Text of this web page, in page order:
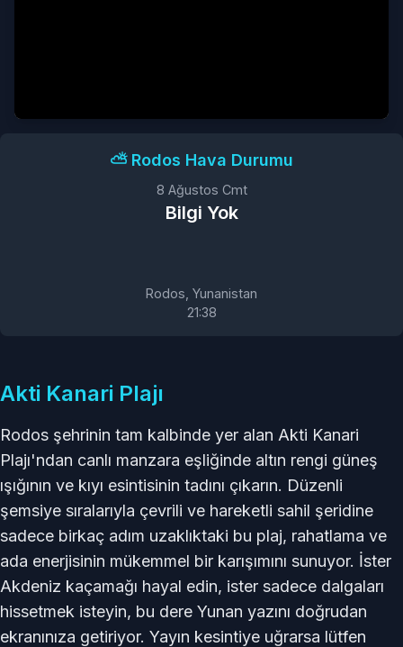
⛅️ Rodos Hava Durumu
8 Ağustos Cmt
Bilgi Yok
Rodos, Yunanistan
21:38
Akti Kanari Plajı
Rodos şehrinin tam kalbinde yer alan Akti Kanari
Plajı'ndan canlı manzara eşliğinde altın rengi güneş
ışığının ve kıyı esintisinin tadını çıkarın. Düzenli
şemsiye sıralarıyla çevrili ve hareketli sahil şeridine
sadece birkaç adım uzaklıktaki bu plaj, rahatlama ve
ada enerjisinin mükemmel bir karışımını sunuyor. İster
Akdeniz kaçamağı hayal edin, ister sadece dalgaları
hissetmek isteyin, bu dere Yunan yazını doğrudan
ekranınıza getiriyor. Yayın kesintiye uğrarsa lütfen